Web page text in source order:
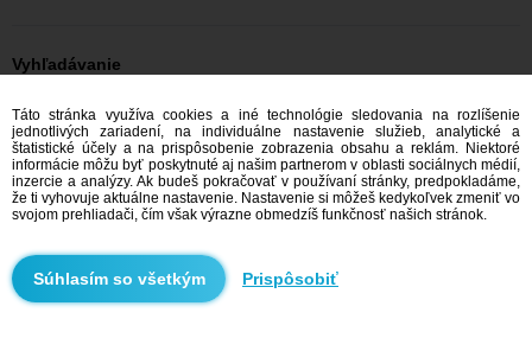
Vyhľadávanie
On hľadá ju: Muži, 40
On hľadá ju: Muži, 40 - Slovensko
On hľadá ju: Muži, 40 - Banskobystrický kraj
On hľadá ju: Muži, 40 - Dudince
Zoznamka Slovensko
Zoznamka Banskobystrický kraj
Zoznamka Dudince
Odporúčame
Táto stránka využíva cookies a iné technológie sledovania na rozlíšenie
jednotlivých zariadení, na individuálne nastavenie služieb, analytické a
štatistické účely a na prispôsobenie zobrazenia obsahu a reklám. Niektoré
informácie môžu byť poskytnuté aj našim partnerom v oblasti sociálnych médií,
inzercie a analýzy. Ak budeš pokračovať v používaní stránky, predpokladáme,
že ti vyhovuje aktuálne nastavenie. Nastavenie si môžeš kedykoľvek zmeniť vo
svojom prehliadači, čím však výrazne obmedzíš funkčnosť našich stránok.
Prispôsobiť